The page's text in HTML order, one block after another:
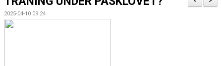
TRÄNINGSKALENDER
2025-04-10 09:24